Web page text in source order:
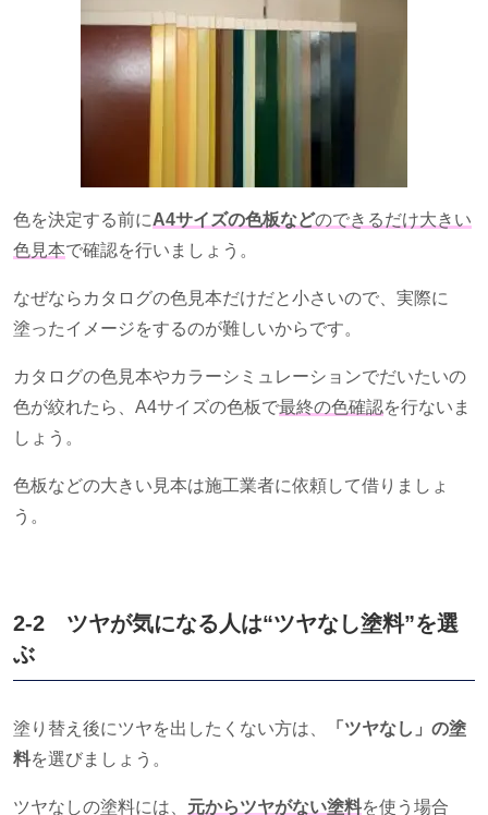
色を決定する前にA4サイズの色板などのできるだけ大きい
色見本で確認を行いましょう。
なぜならカタログの色見本だけだと小さいので、実際に
塗ったイメージをするのが難しいからです。
カタログの色見本やカラーシミュレーションでだいたいの
色が絞れたら、 A4サイズの色板で最終の色確認を行ないま
しょう。
色板などの大きい見本は施工業者に依頼して借りましょ
う。
2-2 ツヤが気になる人は“ツヤなし塗料”を選
ぶ
塗り替え後にツヤを出したくない方は、
「ツヤなし」の塗
料を選びましょう。
ツヤなしの塗料には、 元からツヤがない塗料を使う場合